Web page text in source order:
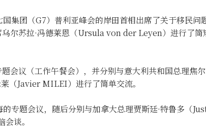
集团（G7）普利亚峰会的岸田首相出席了关于移民问
尔苏拉·冯德莱恩（Ursula von der Leyen）进行了
会议（工作午餐会），并分别与意大利共和国总理焦
（Javier MILEI）进行了简单交流。
专题会议，随后分别与加拿大总理贾斯廷·特鲁多（
谈。